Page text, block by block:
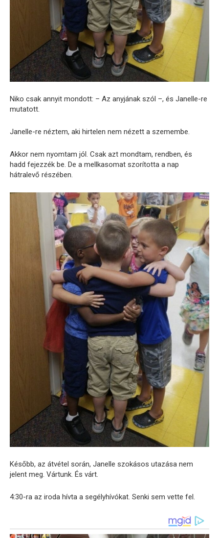
Niko csak annyit mondott: – Az anyjának szól –, és Janelle-re
mutatott.
Janelle-re néztem, aki hirtelen nem nézett a szemembe.
Akkor nem nyomtam jól. Csak azt mondtam, rendben, és
hadd fejezzék be. De a mellkasomat szorította a nap
hátralevő részében.
Később, az átvétel során, Janelle szokásos utazása nem
jelent meg. Vártunk. És várt.
4:30-ra az iroda hívta a segélyhívókat. Senki sem vette fel.